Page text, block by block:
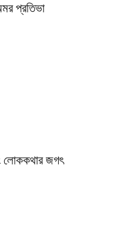
প্রতিভা
লোককথার জগৎ